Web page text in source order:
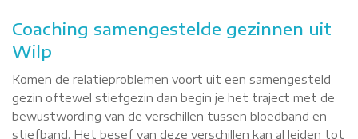
Coaching samengestelde gezinnen uit
Wilp
Komen de relatieproblemen voort uit een samengesteld
gezin oftewel stiefgezin dan begin je het traject met de
bewustwording van de verschillen tussen bloedband en
stiefband. Het besef van deze verschillen kan al leiden tot